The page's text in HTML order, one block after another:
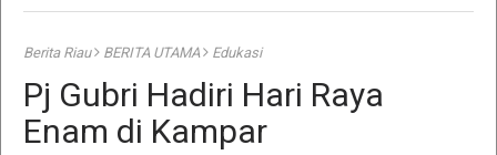
Berita Riau BERITA UTAMA Edukasi
Pj Gubri Hadiri Hari Raya
Enam di Kampar